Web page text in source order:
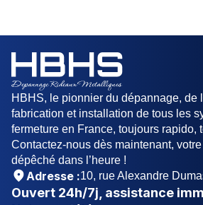
HBHS, le pionnier du dépannage, de
fabrication et installation de tous les
fermeture en France, toujours rapido,
Contactez-nous dès maintenant,
dépêché dans l’heure !
Adresse :10, rue Alexandre
Ouvert 24h/7j , assistance